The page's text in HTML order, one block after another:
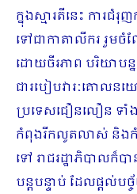
ក្នុងស្មារតីនេះ ការជំរុ
ទៅជាកាតាលីករ រួមចំ
ដោយចីរភាព បរិយាបន្
ជារបៀបវារៈគោលន
ប្រទេសជឿនលឿន ទាំង
កំពុងរីកលូតលាស់ និងកំពុ
ទៅ រាជរដ្ឋាភិបាលក៏ប
បន្តបន្ទាប់ ដែលផ្ដល់